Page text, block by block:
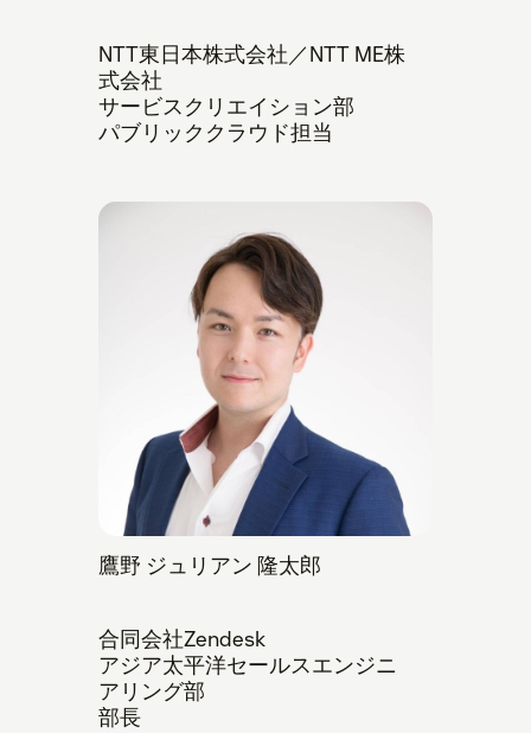
NTT東日本株式会社／NTT ME株
式会社
サービスクリエイション部
パブリッククラウド担当
鷹野 ジュリアン 隆太郎
合同会社Zendesk
アジア太平洋セールスエンジニ
アリング部
部長